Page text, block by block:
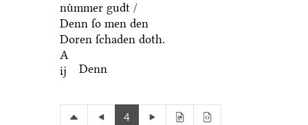
nuͤmmer gudt /
Denn ſo men den
Doren ſchaden doth.
A
ij
Denn
4